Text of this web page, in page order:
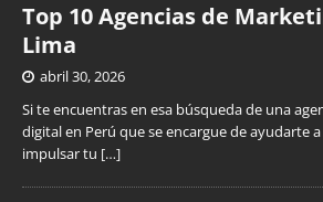
Top 10 Agencias de
Lima
abril 30, 2026
Si te encuentras en esa búsqueda de una
digital en Perú que se encargue de ayudarte
impulsar tu […]